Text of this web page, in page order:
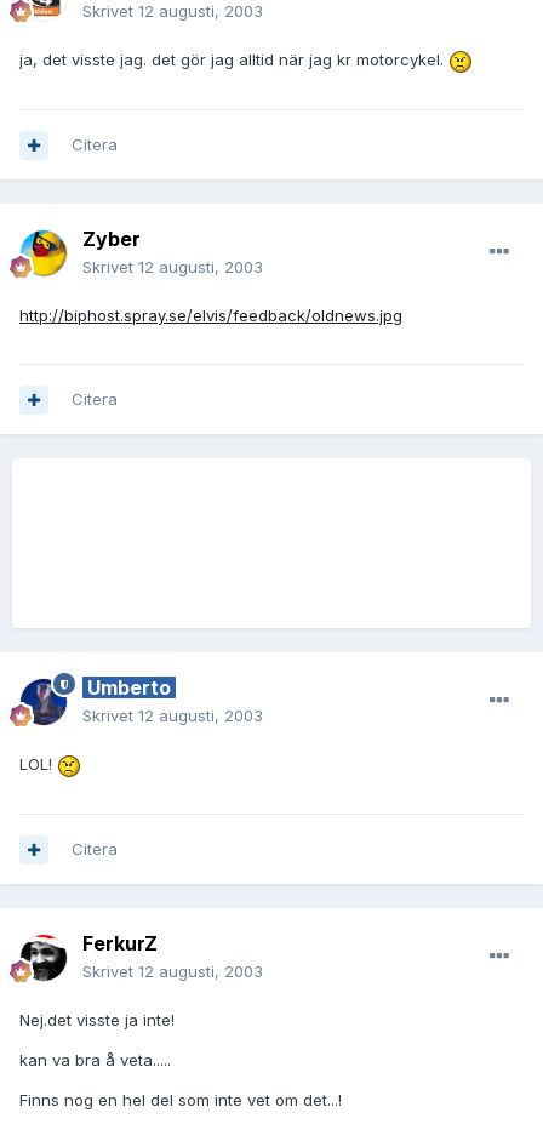
Skrivet 12 augusti, 2003
ja, det visste jag. det gör jag alltid när jag kr motorcykel.
Citera
Zyber
Skrivet 12 augusti, 2003
http://biphost.spray.se/elvis/feedback/oldnews.jpg
Citera
Umberto
Skrivet 12 augusti, 2003
LOL!
Citera
FerkurZ
Skrivet 12 augusti, 2003
Nej.det visste ja inte!
kan va bra å veta.....
Finns nog en hel del som inte vet om det...!